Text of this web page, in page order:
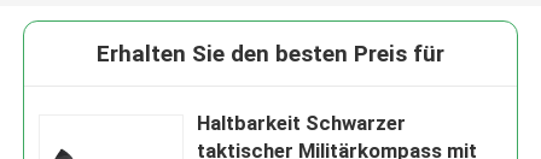
Erhalten Sie den besten Preis für
Haltbarkeit Schwarzer
taktischer Militärkompass mit